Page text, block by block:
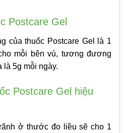
Postcare Gel
của thuốc Postcare Gel là 1
mỗi bên vú, tương đương
là 5g mỗi ngày.
Postcare Gel hiệu
ở thước đo liều sẽ cho 1